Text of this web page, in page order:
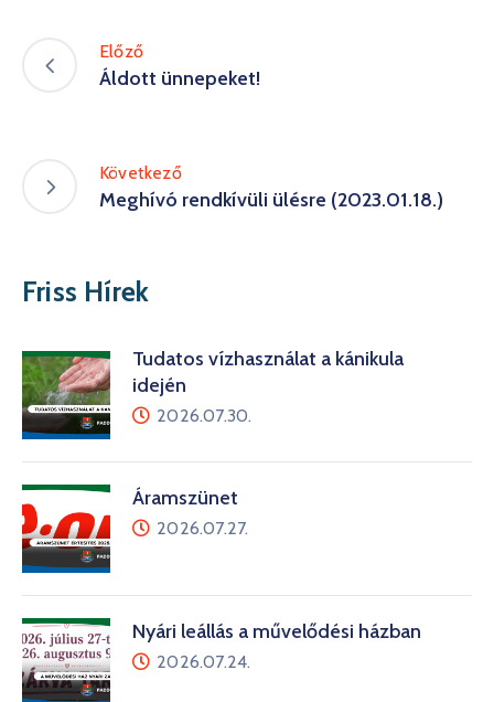
Előző
Áldott ünnepeket!
Következő
Meghívó rendkívüli ülésre (2023.01.18.)
Friss Hírek
Tudatos vízhasználat a kánikula
idején
2026.07.30.
Áramszünet
2026.07.27.
Nyári leállás a művelődési házban
2026.07.24.